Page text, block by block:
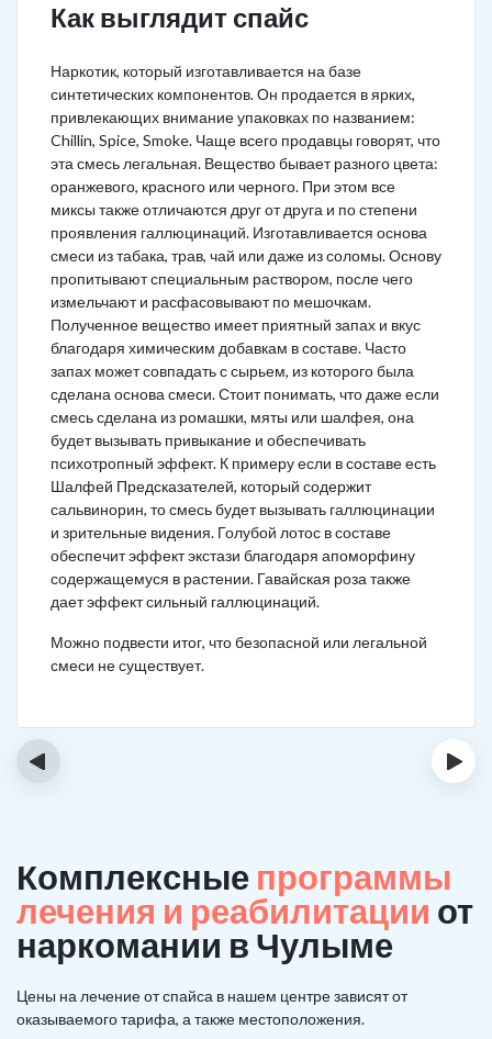
Как выглядит спайс
Наркотик, который изготавливается на базе
синтетических компонентов. Он продается в ярких,
привлекающих внимание упаковках по названием:
Chillin, Spice, Smoke. Чаще всего продавцы говорят, что
эта смесь легальная. Вещество бывает разного цвета:
оранжевого, красного или черного. При этом все
миксы также отличаются друг от друга и по степени
проявления галлюцинаций. Изготавливается основа
смеси из табака, трав, чай или даже из соломы. Основу
пропитывают специальным раствором, после чего
измельчают и расфасовывают по мешочкам.
Полученное вещество имеет приятный запах и вкус
благодаря химическим добавкам в составе. Часто
запах может совпадать с сырьем, из которого была
сделана основа смеси. Стоит понимать, что даже если
смесь сделана из ромашки, мяты или шалфея, она
будет вызывать привыкание и обеспечивать
психотропный эффект. К примеру если в составе есть
Шалфей Предсказателей, который содержит
сальвинорин, то смесь будет вызывать галлюцинации
и зрительные видения. Голубой лотос в составе
обеспечит эффект экстази благодаря апоморфину
содержащемуся в растении. Гавайская роза также
дает эффект сильный галлюцинаций.
Можно подвести итог, что безопасной или легальной
смеси не существует.
‹ ›
Комплексные программы
лечения и реабилитации от
наркомании в Чулыме
Цены на лечение от спайса в нашем центре зависят от
оказываемого тарифа, а также местоположения.